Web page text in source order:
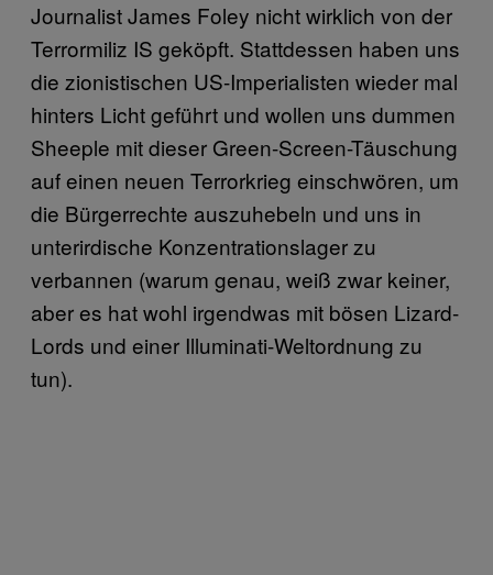
Journalist James Foley nicht wirklich von der
Terrormiliz IS geköpft. Stattdessen haben uns
die zionistischen US-Imperialisten wieder mal
hinters Licht geführt und wollen uns dummen
Sheeple mit dieser Green-Screen-Täuschung
auf einen neuen Terrorkrieg einschwören, um
die Bürgerrechte auszuhebeln und uns in
unterirdische Konzentrationslager zu
verbannen (warum genau, weiß zwar keiner,
aber es hat wohl irgendwas mit bösen Lizard-
Lords und einer Illuminati-Weltordnung zu
tun).